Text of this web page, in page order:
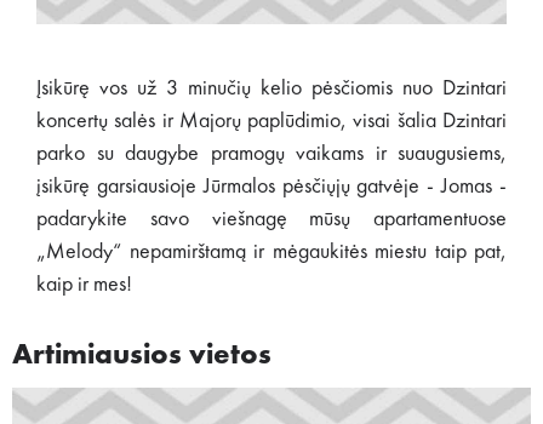
Įsikūrę vos už 3 minučių kelio pėsčiomis nuo Dzintari
koncertų salės ir Majorų paplūdimio, visai šalia Dzintari
parko su daugybe pramogų vaikams ir suaugusiems,
įsikūrę garsiausioje Jūrmalos pėsčiųjų gatvėje - Jomas -
padarykite savo viešnagę mūsų apartamentuose
„Melody“ nepamirštamą ir mėgaukitės miestu taip pat,
kaip ir mes!
Artimiausios vietos